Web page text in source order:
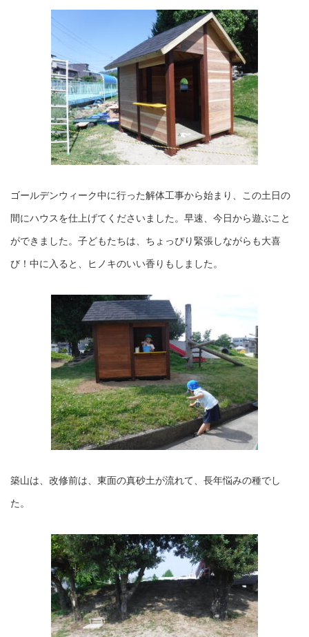
ゴールデンウィーク中に行った解体工事から始まり、この土日の
間にハウスを仕上げてくださいました。早速、今日から遊ぶこと
ができました。子どもたちは、ちょっぴり緊張しながらも大喜
び！中に入ると、ヒノキのいい香りもしました。
築山は、改修前は、東面の真砂土が流れて、長年悩みの種でし
た。